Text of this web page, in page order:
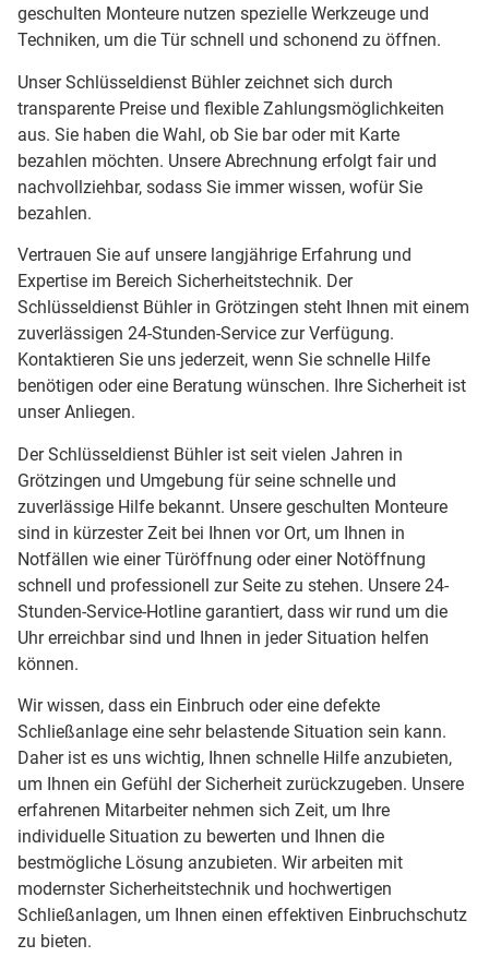
geschulten Monteure nutzen spezielle Werkzeuge und
Techniken, um die Tür schnell und schonend zu öffnen.
Unser Schlüsseldienst Bühler zeichnet sich durch
transparente Preise und flexible Zahlungsmöglichkeiten
aus. Sie haben die Wahl, ob Sie bar oder mit Karte
bezahlen möchten. Unsere Abrechnung erfolgt fair und
nachvollziehbar, sodass Sie immer wissen, wofür Sie
bezahlen.
Vertrauen Sie auf unsere langjährige Erfahrung und
Expertise im Bereich Sicherheitstechnik. Der
Schlüsseldienst Bühler in Grötzingen steht Ihnen mit einem
zuverlässigen 24-Stunden-Service zur Verfügung.
Kontaktieren Sie uns jederzeit, wenn Sie schnelle Hilfe
benötigen oder eine Beratung wünschen. Ihre Sicherheit ist
unser Anliegen.
Der Schlüsseldienst Bühler ist seit vielen Jahren in
Grötzingen und Umgebung für seine schnelle und
zuverlässige Hilfe bekannt. Unsere geschulten Monteure
sind in kürzester Zeit bei Ihnen vor Ort, um Ihnen in
Notfällen wie einer Türöffnung oder einer Notöffnung
schnell und professionell zur Seite zu stehen. Unsere 24-
Stunden-Service-Hotline garantiert, dass wir rund um die
Uhr erreichbar sind und Ihnen in jeder Situation helfen
können.
Wir wissen, dass ein Einbruch oder eine defekte
Schließanlage eine sehr belastende Situation sein kann.
Daher ist es uns wichtig, Ihnen schnelle Hilfe anzubieten,
um Ihnen ein Gefühl der Sicherheit zurückzugeben. Unsere
erfahrenen Mitarbeiter nehmen sich Zeit, um Ihre
individuelle Situation zu bewerten und Ihnen die
bestmögliche Lösung anzubieten. Wir arbeiten mit
modernster Sicherheitstechnik und hochwertigen
Schließanlagen, um Ihnen einen effektiven Einbruchschutz
zu bieten.